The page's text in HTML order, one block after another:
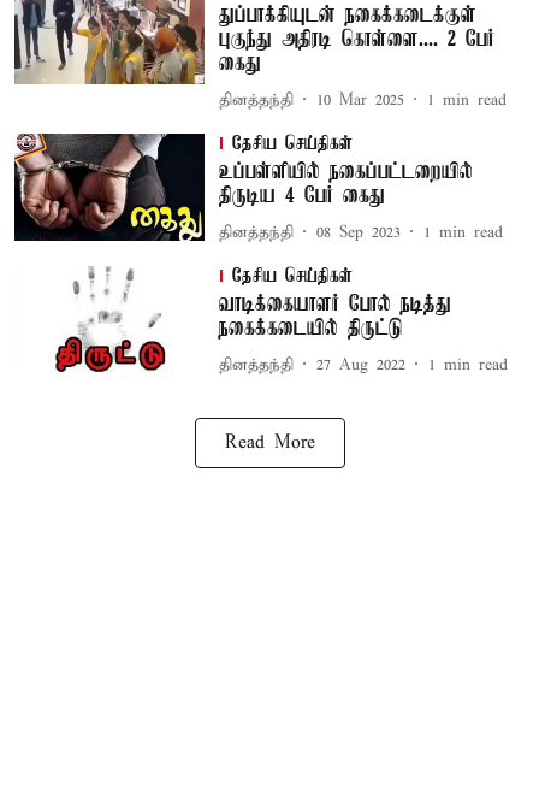
துப்பாக்கியுடன் நகைக்கடைக்குள்
புகுந்து அதிரடி கொள்ளை.... 2 பேர்
கைது
தினத்தந்தி 10 Mar 2025 1 min read
தேசிய செய்திகள்
உப்பள்ளியில் நகைப்பட்டறையில்
திருடிய 4 பேர் கைது
தினத்தந்தி 08 Sep 2023 1 min read
தேசிய செய்திகள்
வாடிக்கையாளர் போல் நடித்து
நகைக்கடையில் திருட்டு
தினத்தந்தி 27 Aug 2022 1 min read
Read More